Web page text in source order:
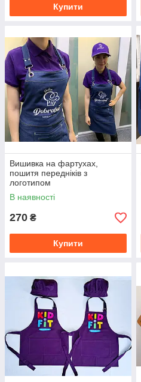
Купити
Вишивка на фартухах,
пошитя передніків з
логотипом
В наявності
270 ₴
Купити